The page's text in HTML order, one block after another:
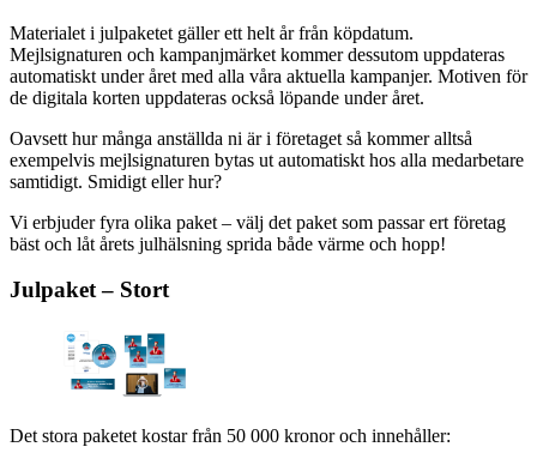
Materialet i julpaketet gäller ett helt år från köpdatum.
Mejlsignaturen och kampanjmärket kommer dessutom uppdateras
automatiskt under året med alla våra aktuella kampanjer. Motiven för
de digitala korten uppdateras också löpande under året.
Oavsett hur många anställda ni är i företaget så kommer alltså
exempelvis mejlsignaturen bytas ut automatiskt hos alla medarbetare
samtidigt. Smidigt eller hur?
Vi erbjuder fyra olika paket – välj det paket som passar ert företag
bäst och låt årets julhälsning sprida både värme och hopp!
Julpaket – Stort
Det stora paketet kostar från 50 000 kronor och innehåller: